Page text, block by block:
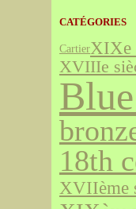
CATÉGORIES
CartierXIXe
XVIIIe
18th
XVIIème